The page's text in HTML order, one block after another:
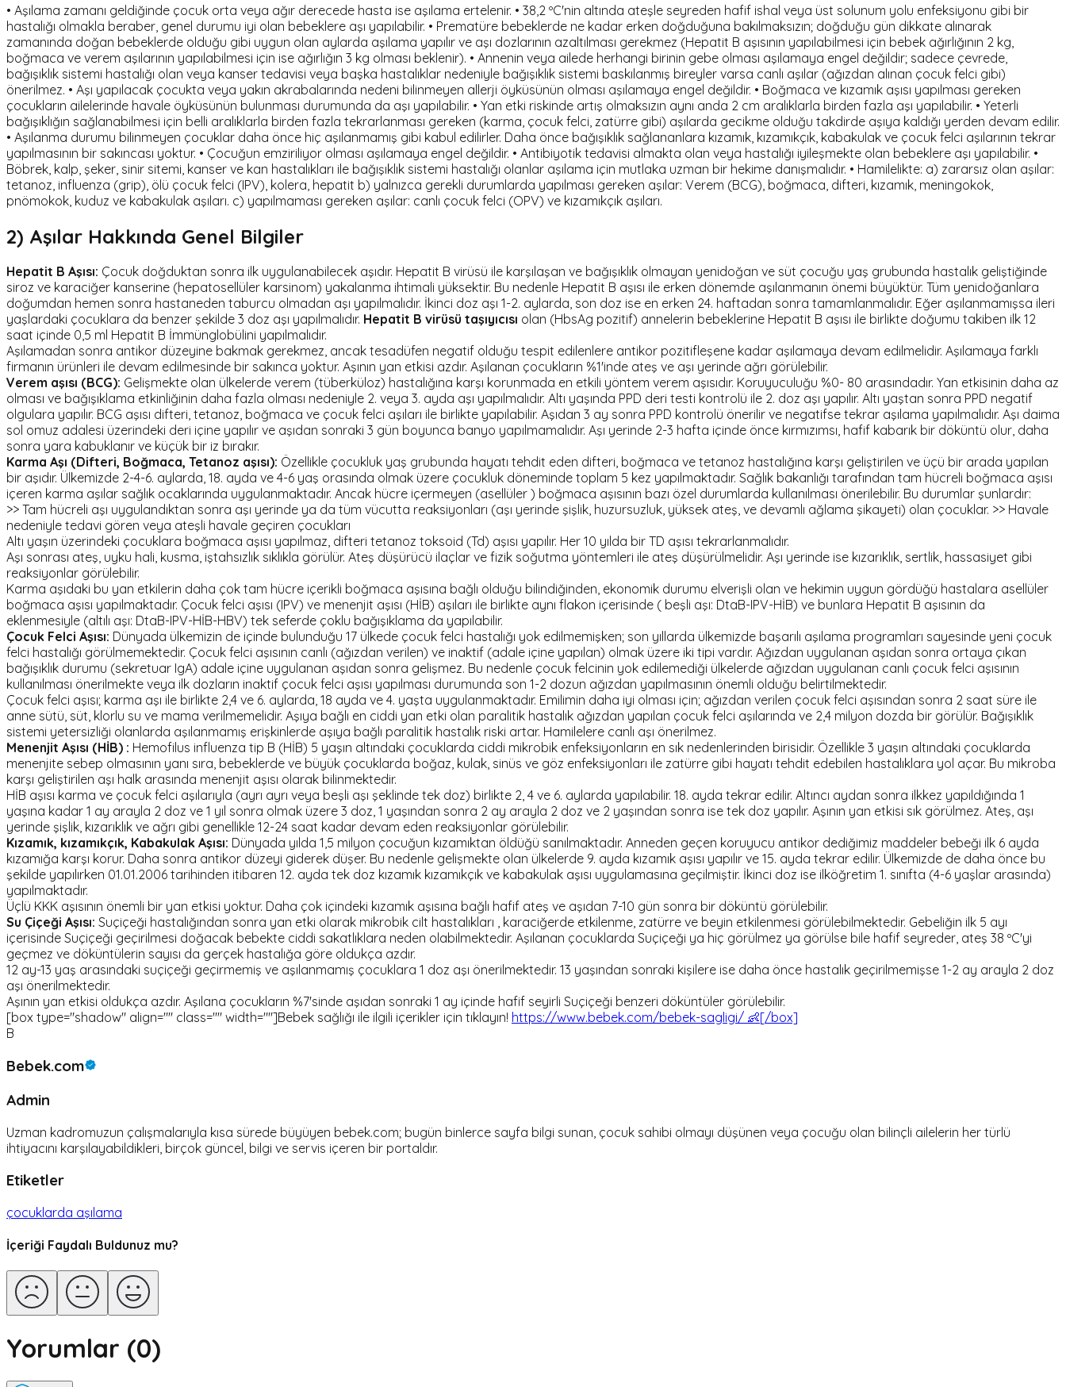
• Aşılama zamanı geldiğinde çocuk orta veya ağır derecede hasta ise aşılama ertelenir. • 38,2 ºC'nin altında ateşle seyreden hafif ishal veya üst solunum yolu enfeksiyonu gibi bir
hastalığı olmakla beraber, genel durumu iyi olan bebeklere aşı yapılabilir. • Prematüre bebeklerde ne kadar erken doğduğuna bakılmaksızın; doğduğu gün dikkate alınarak
zamanında doğan bebeklerde olduğu gibi uygun olan aylarda aşılama yapılır ve aşı dozlarının azaltılması gerekmez (Hepatit B aşısının yapılabilmesi için bebek ağırlığının 2 kg,
boğmaca ve verem aşılarının yapılabilmesi için ise ağırlığın 3 kg olması beklenir). • Annenin veya ailede herhangi birinin gebe olması aşılamaya engel değildir; sadece çevrede,
bağışıklık sistemi hastalığı olan veya kanser tedavisi veya başka hastalıklar nedeniyle bağışıklık sistemi baskılanmış bireyler varsa canlı aşılar (ağızdan alınan çocuk felci gibi)
önerilmez. • Aşı yapılacak çocukta veya yakın akrabalarında nedeni bilinmeyen allerji öyküsünün olması aşılamaya engel değildir. • Boğmaca ve kızamık aşısı yapılması gereken
çocukların ailelerinde havale öyküsünün bulunması durumunda da aşı yapılabilir. • Yan etki riskinde artış olmaksızın aynı anda 2 cm aralıklarla birden fazla aşı yapılabilir. • Yeterli
bağışıklığın sağlanabilmesi için belli aralıklarla birden fazla tekrarlanması gereken (karma, çocuk felci, zatürre gibi) aşılarda gecikme olduğu takdirde aşıya kaldığı yerden devam edilir.
• Aşılanma durumu bilinmeyen çocuklar daha önce hiç aşılanmamış gibi kabul edilirler. Daha önce bağışıklık sağlananlara kızamık, kızamıkçık, kabakulak ve çocuk felci aşılarının tekrar
yapılmasının bir sakıncası yoktur. • Çocuğun emziriliyor olması aşılamaya engel değildir. • Antibiyotik tedavisi almakta olan veya hastalığı iyileşmekte olan bebeklere aşı yapılabilir. •
Böbrek, kalp, şeker, sinir sitemi, kanser ve kan hastalıkları ile bağışıklık sistemi hastalığı olanlar aşılama için mutlaka uzman bir hekime danışmalıdır. • Hamilelikte: a) zararsız olan aşılar:
tetanoz, influenza (grip), ölü çocuk felci (IPV), kolera, hepatit b) yalnızca gerekli durumlarda yapılması gereken aşılar: Verem (BCG), boğmaca, difteri, kızamık, meningokok,
pnömokok, kuduz ve kabakulak aşıları. c) yapılmaması gereken aşılar: canlı çocuk felci (OPV) ve kızamıkçık aşıları.
2) Aşılar Hakkında Genel Bilgiler
Hepatit B Aşısı: Çocuk doğduktan sonra ilk uygulanabilecek aşıdır. Hepatit B virüsü ile karşılaşan ve bağışıklık olmayan yenidoğan ve süt çocuğu yaş grubunda hastalık geliştiğinde
siroz ve karaciğer kanserine (hepatosellüler karsinom) yakalanma ihtimali yüksektir. Bu nedenle Hepatit B aşısı ile erken dönemde aşılanmanın önemi büyüktür. Tüm yenidoğanlara
doğumdan hemen sonra hastaneden taburcu olmadan aşı yapılmalıdır. İkinci doz aşı 1-2. aylarda, son doz ise en erken 24. haftadan sonra tamamlanmalıdır. Eğer aşılanmamışsa ileri
yaşlardaki çocuklara da benzer şekilde 3 doz aşı yapılmalıdır. Hepatit B virüsü taşıyıcısı olan (HbsAg pozitif) annelerin bebeklerine Hepatit B aşısı ile birlikte doğumu takiben ilk 12
saat içinde 0,5 ml Hepatit B İmmünglobülini yapılmalıdır.
Aşılamadan sonra antikor düzeyine bakmak gerekmez, ancak tesadüfen negatif olduğu tespit edilenlere antikor pozitifleşene kadar aşılamaya devam edilmelidir. Aşılamaya farklı
firmanın ürünleri ile devam edilmesinde bir sakınca yoktur. Aşının yan etkisi azdır. Aşılanan çocukların %1'inde ateş ve aşı yerinde ağrı görülebilir.
Verem aşısı (BCG): Gelişmekte olan ülkelerde verem (tüberküloz) hastalığına karşı korunmada en etkili yöntem verem aşısıdır. Koruyuculuğu %0- 80 arasındadır. Yan etkisinin daha az
olması ve bağışıklama etkinliğinin daha fazla olması nedeniyle 2. veya 3. ayda aşı yapılmalıdır. Altı yaşında PPD deri testi kontrolü ile 2. doz aşı yapılır. Altı yaştan sonra PPD negatif
olgulara yapılır. BCG aşısı difteri, tetanoz, boğmaca ve çocuk felci aşıları ile birlikte yapılabilir. Aşıdan 3 ay sonra PPD kontrolü önerilir ve negatifse tekrar aşılama yapılmalıdır. Aşı daima
sol omuz adalesi üzerindeki deri içine yapılır ve aşıdan sonraki 3 gün boyunca banyo yapılmamalıdır. Aşı yerinde 2-3 hafta içinde önce kırmızımsı, hafif kabarık bir döküntü olur, daha
sonra yara kabuklanır ve küçük bir iz bırakır.
Karma Aşı (Difteri, Boğmaca, Tetanoz aşısı): Özellikle çocukluk yaş grubunda hayatı tehdit eden difteri, boğmaca ve tetanoz hastalığına karşı geliştirilen ve üçü bir arada yapılan
bir aşıdır. Ülkemizde 2-4-6. aylarda, 18. ayda ve 4-6 yaş orasında olmak üzere çocukluk döneminde toplam 5 kez yapılmaktadır. Sağlık bakanlığı tarafından tam hücreli boğmaca aşısı
içeren karma aşılar sağlık ocaklarında uygulanmaktadır. Ancak hücre içermeyen (asellüler ) boğmaca aşısının bazı özel durumlarda kullanılması önerilebilir. Bu durumlar şunlardır:
>> Tam hücreli aşı uygulandıktan sonra aşı yerinde ya da tüm vücutta reaksiyonları (aşı yerinde şişlik, huzursuzluk, yüksek ateş, ve devamlı ağlama şikayeti) olan çocuklar. >> Havale
nedeniyle tedavi gören veya ateşli havale geçiren çocukları
Altı yaşın üzerindeki çocuklara boğmaca aşısı yapılmaz, difteri tetanoz toksoid (Td) aşısı yapılır. Her 10 yılda bir TD aşısı tekrarlanmalıdır.
Aşı sonrası ateş, uyku hali, kusma, iştahsızlık sıklıkla görülür. Ateş düşürücü ilaçlar ve fizik soğutma yöntemleri ile ateş düşürülmelidir. Aşı yerinde ise kızarıklık, sertlik, hassasiyet gibi
reaksiyonlar görülebilir.
Karma aşıdaki bu yan etkilerin daha çok tam hücre içerikli boğmaca aşısına bağlı olduğu bilindiğinden, ekonomik durumu elverişli olan ve hekimin uygun gördüğü hastalara asellüler
boğmaca aşısı yapılmaktadır. Çocuk felci aşısı (IPV) ve menenjit aşısı (HİB) aşıları ile birlikte aynı flakon içerisinde ( beşli aşı: DtaB-IPV-HİB) ve bunlara Hepatit B aşısının da
eklenmesiyle (altılı aşı: DtaB-IPV-HİB-HBV) tek seferde çoklu bağışıklama da yapılabilir.
Çocuk Felci Aşısı: Dünyada ülkemizin de içinde bulunduğu 17 ülkede çocuk felci hastalığı yok edilmemişken; son yıllarda ülkemizde başarılı aşılama programları sayesinde yeni çocuk
felci hastalığı görülmemektedir. Çocuk felci aşısının canlı (ağızdan verilen) ve inaktif (adale içine yapılan) olmak üzere iki tipi vardır. Ağızdan uygulanan aşıdan sonra ortaya çıkan
bağışıklık durumu (sekretuar IgA) adale içine uygulanan aşıdan sonra gelişmez. Bu nedenle çocuk felcinin yok edilemediği ülkelerde ağızdan uygulanan canlı çocuk felci aşısının
kullanılması önerilmekte veya ilk dozların inaktif çocuk felci aşısı yapılması durumunda son 1-2 dozun ağızdan yapılmasının önemli olduğu belirtilmektedir.
Çocuk felci aşısı; karma aşı ile birlikte 2,4 ve 6. aylarda, 18 ayda ve 4. yaşta uygulanmaktadır. Emilimin daha iyi olması için; ağızdan verilen çocuk felci aşısından sonra 2 saat süre ile
anne sütü, süt, klorlu su ve mama verilmemelidir. Aşıya bağlı en ciddi yan etki olan paralitik hastalık ağızdan yapılan çocuk felci aşılarında ve 2,4 milyon dozda bir görülür. Bağışıklık
sistemi yetersizliği olanlarda aşılanmamış erişkinlerde aşıya bağlı paralitik hastalık riski artar. Hamilelere canlı aşı önerilmez.
Menenjit Aşısı (HİB) : Hemofilus influenza tip B (HİB) 5 yaşın altındaki çocuklarda ciddi mikrobik enfeksiyonların en sık nedenlerinden birisidir. Özellikle 3 yaşın altındaki çocuklarda
menenjite sebep olmasının yanı sıra, bebeklerde ve büyük çocuklarda boğaz, kulak, sinüs ve göz enfeksiyonları ile zatürre gibi hayatı tehdit edebilen hastalıklara yol açar. Bu mikroba
karşı geliştirilen aşı halk arasında menenjit aşısı olarak bilinmektedir.
HİB aşısı karma ve çocuk felci aşılarıyla (ayrı ayrı veya beşli aşı şeklinde tek doz) birlikte 2, 4 ve 6. aylarda yapılabilir. 18. ayda tekrar edilir. Altıncı aydan sonra ilkkez yapıldığında 1
yaşına kadar 1 ay arayla 2 doz ve 1 yıl sonra olmak üzere 3 doz, 1 yaşından sonra 2 ay arayla 2 doz ve 2 yaşından sonra ise tek doz yapılır. Aşının yan etkisi sık görülmez. Ateş, aşı
yerinde şişlik, kızarıklık ve ağrı gibi genellikle 12-24 saat kadar devam eden reaksiyonlar görülebilir.
Kızamık, kızamıkçık, Kabakulak Aşısı: Dünyada yılda 1,5 milyon çocuğun kızamıktan öldüğü sanılmaktadır. Anneden geçen koruyucu antikor dediğimiz maddeler bebeği ilk 6 ayda
kızamığa karşı korur. Daha sonra antikor düzeyi giderek düşer. Bu nedenle gelişmekte olan ülkelerde 9. ayda kızamık aşısı yapılır ve 15. ayda tekrar edilir. Ülkemizde de daha önce bu
şekilde yapılırken 01.01.2006 tarihinden itibaren 12. ayda tek doz kızamık kızamıkçık ve kabakulak aşısı uygulamasına geçilmiştir. İkinci doz ise ilköğretim 1. sınıfta (4-6 yaşlar arasında)
yapılmaktadır.
Üçlü KKK aşısının önemli bir yan etkisi yoktur. Daha çok içindeki kızamık aşısına bağlı hafif ateş ve aşıdan 7-10 gün sonra bir döküntü görülebilir.
Su Çiçeği Aşısı: Suçiçeği hastalığından sonra yan etki olarak mikrobik cilt hastalıkları , karaciğerde etkilenme, zatürre ve beyin etkilenmesi görülebilmektedir. Gebeliğin ilk 5 ayı
içerisinde Suçiçeği geçirilmesi doğacak bebekte ciddi sakatlıklara neden olabilmektedir. Aşılanan çocuklarda Suçiçeği ya hiç görülmez ya görülse bile hafif seyreder, ateş 38 ºC'yi
geçmez ve döküntülerin sayısı da gerçek hastalığa göre oldukça azdır.
12 ay-13 yaş arasındaki suçiçeği geçirmemiş ve aşılanmamış çocuklara 1 doz aşı önerilmektedir. 13 yaşından sonraki kişilere ise daha önce hastalık geçirilmemişse 1-2 ay arayla 2 doz
aşı önerilmektedir.
Aşının yan etkisi oldukça azdır. Aşılana çocukların %7'sinde aşıdan sonraki 1 ay içinde hafif seyirli Suçiçeği benzeri döküntüler görülebilir.
[box type="shadow" align="" class="" width=""]Bebek sağlığı ile ilgili içerikler için tıklayın! https://www.bebek.com/bebek-sagligi/ 👶[/box]
B
Bebek.com
Admin
Uzman kadromuzun çalışmalarıyla kısa sürede büyüyen bebek.com; bugün binlerce sayfa bilgi sunan, çocuk sahibi olmayı düşünen veya çocuğu olan bilinçli ailelerin her türlü
ihtiyacını karşılayabildikleri, birçok güncel, bilgi ve servis içeren bir portaldır.
Etiketler
çocuklarda aşılama
İçeriği Faydalı Buldunuz mu?
Yorumlar (0)